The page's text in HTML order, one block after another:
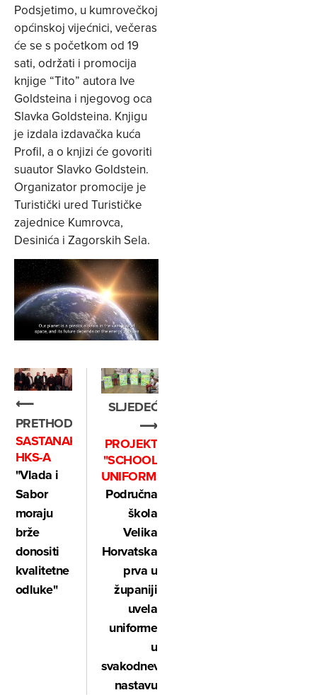
Podsjetimo, u kumrovečkoj
općinskoj vijećnici, večeras
će se s početkom od 19
sati, održati i promocija
knjige “Tito” autora Ive
Goldsteina i njegovog oca
Slavka Goldsteina. Knjigu
je izdala izdavačka kuća
Profil, a o knjizi će govoriti
suautor Slavko Goldstein.
Organizator promocije je
Turistički ured Turističke
zajednice Kumrovca,
Desinića i Zagorskih Sela.
⟵
PRETHODNO
SASTANAK
HKS-A
"Vlada i
Sabor
moraju
brže
donositi
kvalitetne
odluke"
SLJEDEĆE
⟶
PROJEKT
"SCHOOL
UNIFORMS"
Područna
škola
Velika
Horvatska
prva u
županiji
uvela
uniforme
u
svakodnevnu
nastavu